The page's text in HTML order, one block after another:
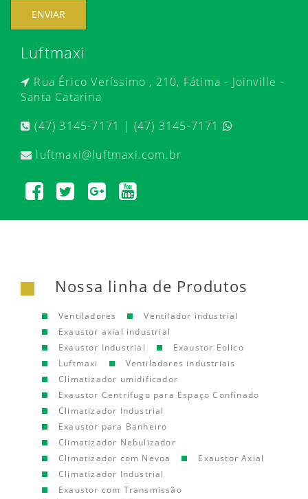
ENVIAR
Luftmaxi
Rua Érico Veríssimo , 210, Fátima - Joinville -
Santa Catarina
(47) 3145-7171 | (47) 3145-7171
luftmaxi@luftmaxi.com.br
Nossa linha de Produtos
Ventiladores
Ventilador industrial
Exaustor axial industrial
Exaustor Industrial
Exaustor Eolico
Luftmaxi
Ventiladores industriais
Climatizador umidificador
Exaustor Centrifugo para Espaço Confinado
Climatizador Industrial
Exaustor para Banheiro
Climatizador Nebulizador
Climatizador com Nevoa
Exaustor Axial
Climatizador Industrial
Exaustor com Transmissão